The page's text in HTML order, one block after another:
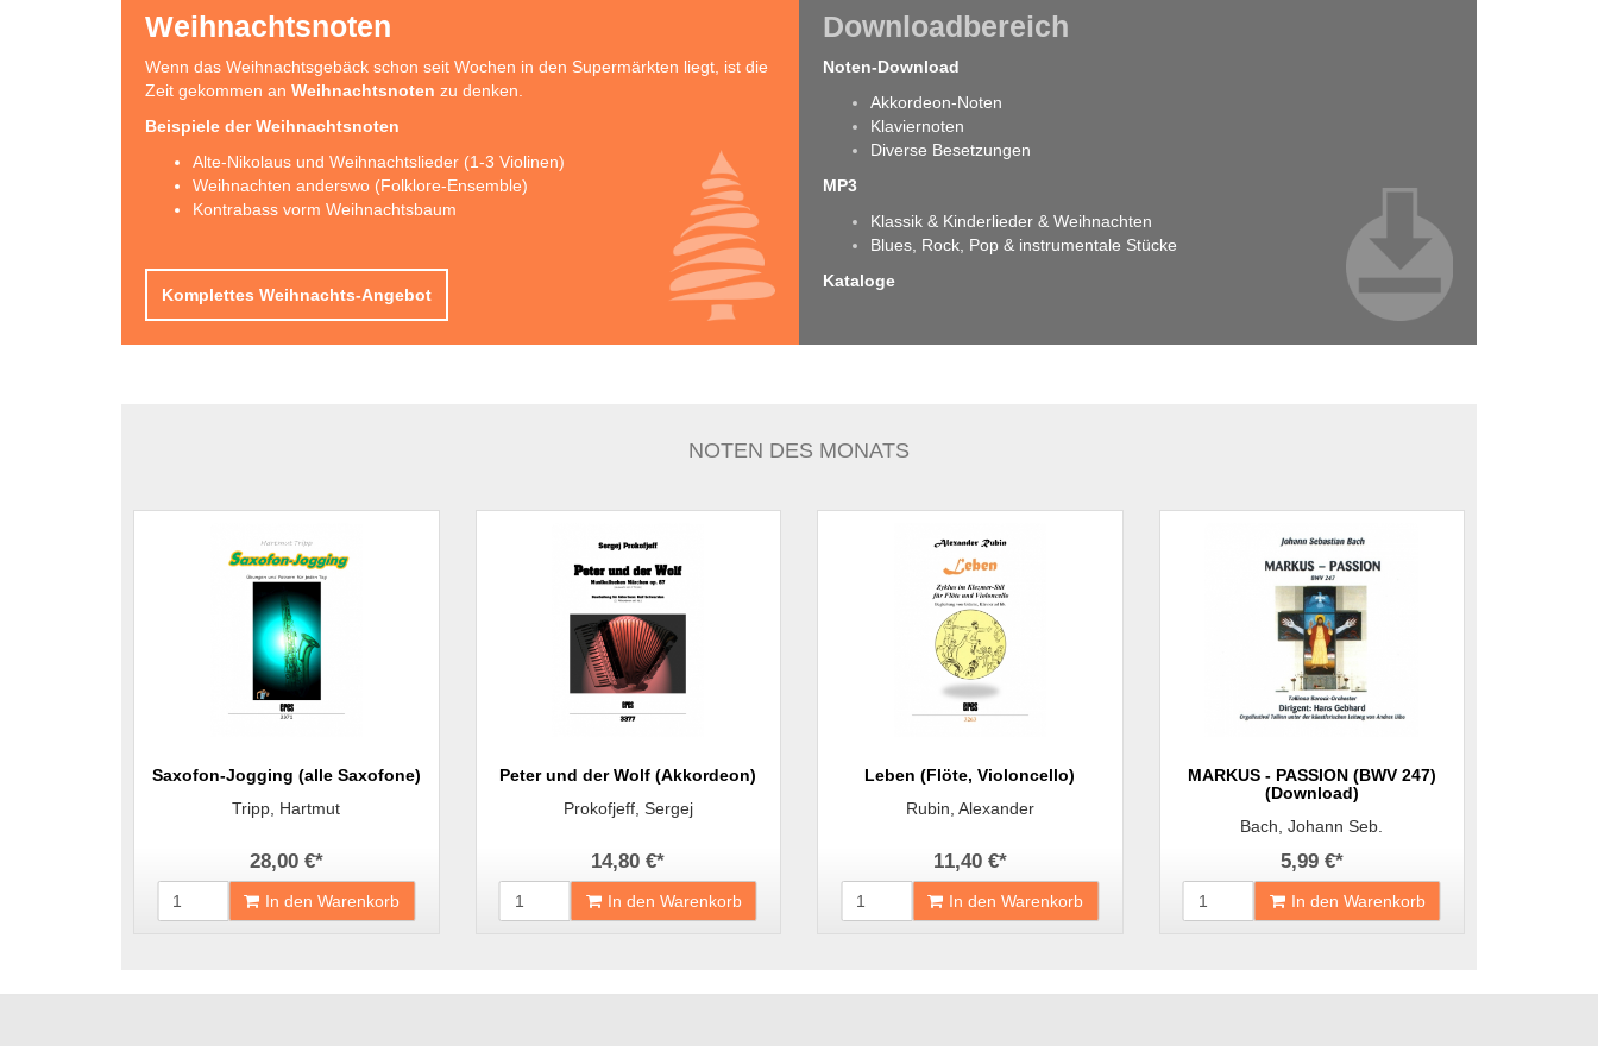
Weihnachtsnoten
Wenn das Weihnachtsgebäck schon seit Wochen in den Supermärkten liegt, ist die
Zeit gekommen an Weihnachtsnoten zu denken.
Beispiele der Weihnachtsnoten
Alte-Nikolaus und Weihnachtslieder (1-3 Violinen)
Weihnachten anderswo (Folklore-Ensemble)
Kontrabass vorm Weihnachtsbaum
Komplettes Weihnachts-Angebot
Downloadbereich
Noten-Download
Akkordeon-Noten
Klaviernoten
Diverse Besetzungen
MP3
Klassik & Kinderlieder & Weihnachten
Blues, Rock, Pop & instrumentale Stücke
Kataloge
NOTEN DES MONATS
Saxofon-Jogging (alle Saxofone)
Tripp, Hartmut
28,00 €*
In den Warenkorb
Peter und der Wolf (Akkordeon)
Prokofjeff, Sergej
14,80 €*
In den Warenkorb
Leben (Flöte, Violoncello)
Rubin, Alexander
11,40 €*
In den Warenkorb
MARKUS - PASSION (BWV 247)
(Download)
Bach, Johann Seb.
5,99 €*
In den Warenkorb